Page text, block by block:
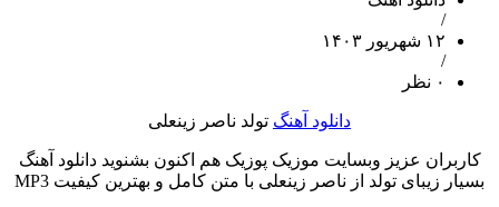
/
۱۲ شهریور ۱۴۰۳
/
۰ نظر
دانلود آهنگ تولد ناصر زینعلی
کاربران عزیز وبسایت موزیک پوزیک هم اکنون بشنوید دانلود آهنگ
بسیار زیبای تولد از ناصر زینعلی با متن کامل و بهترین کیفیت MP3